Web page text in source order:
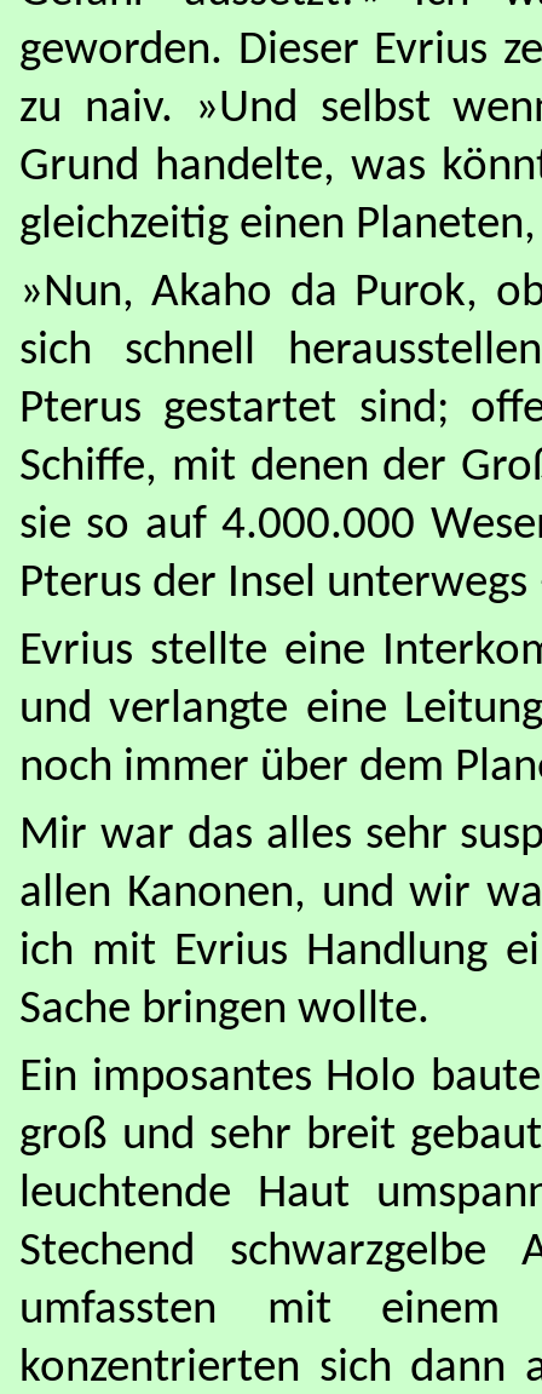
geworden. Dieser Evrius
zu naiv. »Und selbst
Grund handelte, was
gleichzeitig einen
»Nun, Akaho da Purok,
sich schnell
Pterus gestartet sind;
Schiffe, mit denen der
sie so auf 4.000.000
Pterus der Insel
Evrius stellte eine
und verlangte eine
noch immer über dem
Mir war das alles sehr
allen Kanonen, und wir
ich mit Evrius Handlung
Sache bringen wollte.
Ein imposantes Holo
groß und sehr breit
leuchtende Haut
Stechend
umfassten mit einem
konzentrierten sich dann